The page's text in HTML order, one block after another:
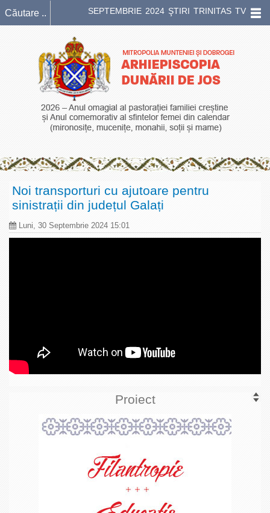
SEPTEMBRIE 2024 ŞTIRI TRINITAS TV
Noi transporturi cu ajutoare pentru
sinistrații din județul Galați
Luni, 30 Septembrie 2024 15:01
Proiect